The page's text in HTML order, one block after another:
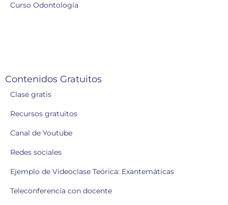
Curso Odontología
Contenidos Gratuitos
Clase gratis
Recursos gratuitos
Canal de Youtube
Redes sociales
Ejemplo de Videoclase Teórica: Exantemáticas
Teleconferencia con docente